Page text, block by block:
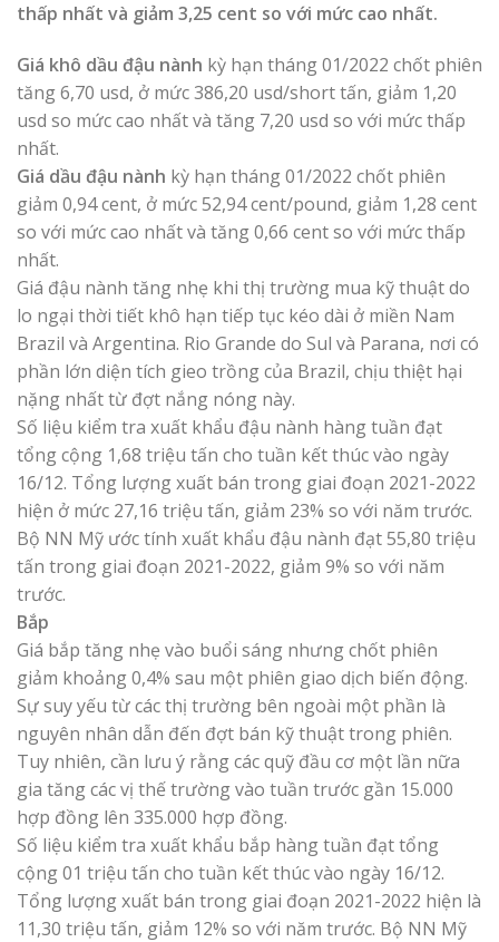
thấp nhất và giảm 3,25 cent so với mức cao nhất.
Giá khô dầu đậu nành kỳ hạn tháng 01/2022 chốt phiên
tăng 6,70 usd, ở mức 386,20 usd/short tấn, giảm 1,20
usd so mức cao nhất và tăng 7,20 usd so với mức thấp
nhất.
Giá dầu đậu nành kỳ hạn tháng 01/2022 chốt phiên
giảm 0,94 cent, ở mức 52,94 cent/pound, giảm 1,28 cent
so với mức cao nhất và tăng 0,66 cent so với mức thấp
nhất.
Giá đậu nành tăng nhẹ khi thị trường mua kỹ thuật do
lo ngại thời tiết khô hạn tiếp tục kéo dài ở miền Nam
Brazil và Argentina. Rio Grande do Sul và Parana, nơi có
phần lớn diện tích gieo trồng của Brazil, chịu thiệt hại
nặng nhất từ đợt nắng nóng này.
Số liệu kiểm tra xuất khẩu đậu nành hàng tuần đạt
tổng cộng 1,68 triệu tấn cho tuần kết thúc vào ngày
16/12. Tổng lượng xuất bán trong giai đoạn 2021-2022
hiện ở mức 27,16 triệu tấn, giảm 23% so với năm trước.
Bộ NN Mỹ ước tính xuất khẩu đậu nành đạt 55,80 triệu
tấn trong giai đoạn 2021-2022, giảm 9% so với năm
trước.
Bắp
Giá bắp tăng nhẹ vào buổi sáng nhưng chốt phiên
giảm khoảng 0,4% sau một phiên giao dịch biến động.
Sự suy yếu từ các thị trường bên ngoài một phần là
nguyên nhân dẫn đến đợt bán kỹ thuật trong phiên.
Tuy nhiên, cần lưu ý rằng các quỹ đầu cơ một lần nữa
gia tăng các vị thế trường vào tuần trước gần 15.000
hợp đồng lên 335.000 hợp đồng.
Số liệu kiểm tra xuất khẩu bắp hàng tuần đạt tổng
cộng 01 triệu tấn cho tuần kết thúc vào ngày 16/12.
Tổng lượng xuất bán trong giai đoạn 2021-2022 hiện là
11,30 triệu tấn, giảm 12% so với năm trước. Bộ NN Mỹ